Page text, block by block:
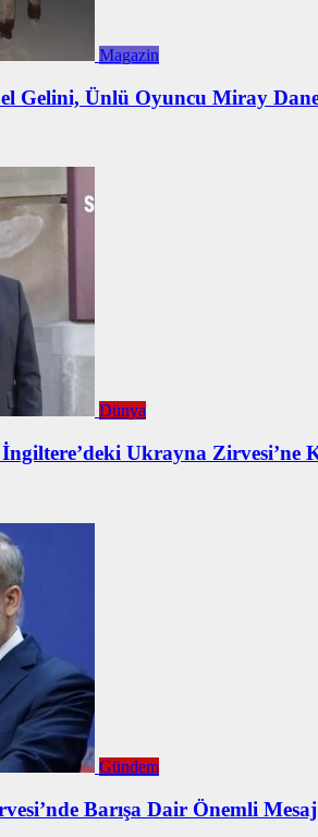
Magazin
Gelini, Ünlü Oyuncu Miray
Dünya
Ukrayna Zirvesi’ne
Gündem
Barışa Dair Önemli Mesaj